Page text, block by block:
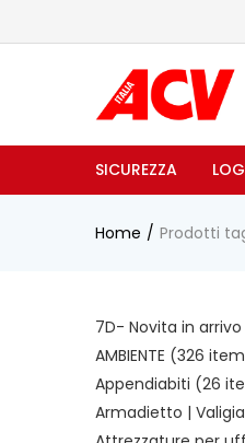
SICUREZZA
Home Prodotti
7D- Novita in arrivo
AMBIENTE (326
Appendiabiti (26
Armadietto | Valigia